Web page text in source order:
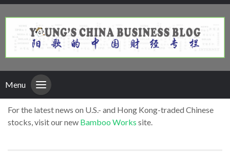
Menu
For the latest news on U.S.- and Hong Kong-traded Chinese
stocks, visit our new Bamboo Works site.